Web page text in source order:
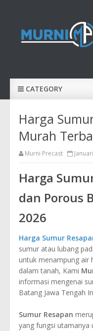
CATEGORY
Harga
Murah
Murni Precast
Harga
dan Porous
2026
Harga Sumur
sumur atau lubang
untuk menampung air
dalam tanah, Kami
informasi mengenai
Batang Jawa Tengah
Sumur Resapan
yang fungsi utamanya